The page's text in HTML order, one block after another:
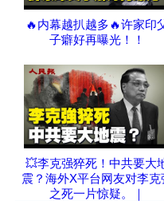
🔥内幕越扒越多🔥许家印
子癖好再曝光！！
💥李克强猝死！中共要大
震？海外X平台网友对李克
之死一片惊疑。｜